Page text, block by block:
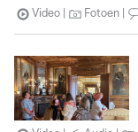
Video Fotoen